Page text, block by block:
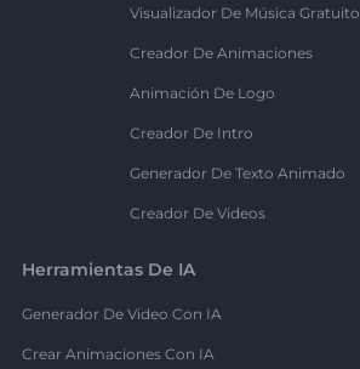
Visualizador De Música Gratuito
Creador De Animaciones
Animación De Logo
Creador De Intro
Generador De Texto Animado
Creador De Videos
Herramientas De IA
Generador De Video Con IA
Crear Animaciones Con IA